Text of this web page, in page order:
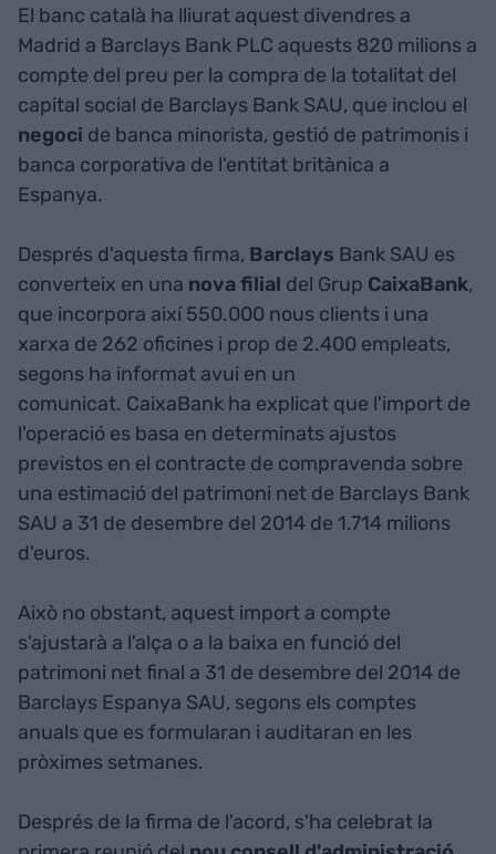
El banc català ha lliurat aquest divendres a
Madrid a Barclays Bank PLC aquests 820 milions a
compte del preu per la compra de la totalitat del
capital social de Barclays Bank SAU, que inclou el
negoci de banca minorista, gestió de patrimonis i
banca corporativa de l'entitat britànica a
Espanya.
Després d'aquesta firma, Barclays Bank SAU es
converteix en una novafilial del Grup CaixaBank,
que incorpora així 550.000 nous clients i una
xarxa de 262 oficines i prop de 2.400 empleats,
segons ha informat avui en un
comunicat. CaixaBank ha explicat que l'import de
l'operació es basa en determinats ajustos
previstos en el contracte de compravenda sobre
una estimació del patrimoni net de Barclays Bank
SAU a 31 de desembre del 2014 de 1.714 milions
d'euros.
Això no obstant, aquest import a compte
s'ajustarà a l'alça o a la baixa en funció del
patrimoni net final a 31 de desembre del 2014 de
Barclays Espanya SAU, segons els comptes
anuals que es formularan i auditaran en les
pròximes setmanes.
Després de la firma de l'acord, s'ha celebrat la